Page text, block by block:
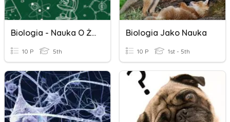
Biologia - Nauka O Życiu Kl.5
10 P 5th
Biologia Jako Nauka
10 P 1st - 5th